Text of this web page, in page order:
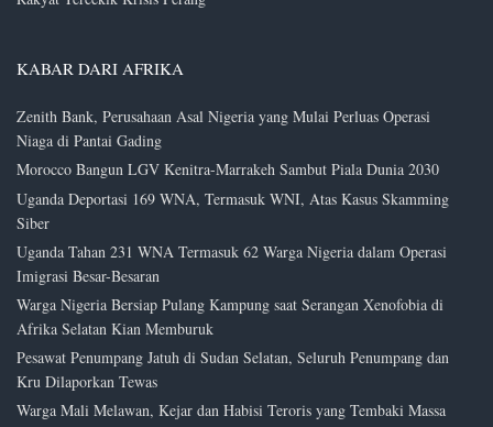
KABAR DARI AFRIKA
Zenith Bank, Perusahaan Asal Nigeria yang Mulai Perluas Operasi
Niaga di Pantai Gading
Morocco Bangun LGV Kenitra-Marrakeh Sambut Piala Dunia 2030
Uganda Deportasi 169 WNA, Termasuk WNI, Atas Kasus Skamming
Siber
Uganda Tahan 231 WNA Termasuk 62 Warga Nigeria dalam Operasi
Imigrasi Besar-Besaran
Warga Nigeria Bersiap Pulang Kampung saat Serangan Xenofobia di
Afrika Selatan Kian Memburuk
Pesawat Penumpang Jatuh di Sudan Selatan, Seluruh Penumpang dan
Kru Dilaporkan Tewas
Warga Mali Melawan, Kejar dan Habisi Teroris yang Tembaki Massa